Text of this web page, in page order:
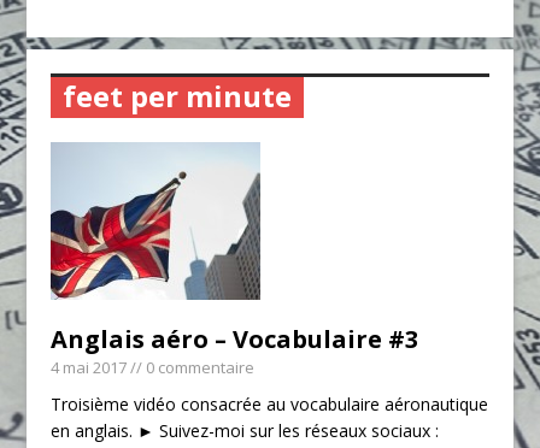
feet per minute
Anglais aéro – Vocabulaire #3
4 mai 2017// 0 commentaire
Troisième vidéo consacrée au vocabulaire aéronautique
en anglais. ► Suivez-moi sur les réseaux sociaux :